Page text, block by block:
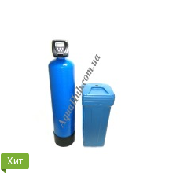
Хит